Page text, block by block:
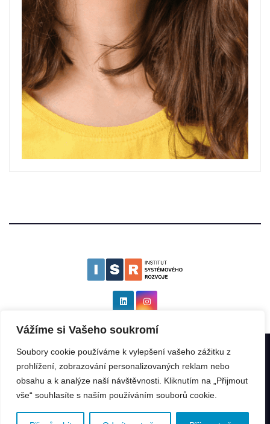
Vážíme si Vašeho soukromí
Soubory cookie používáme k vylepšení vašeho zážitku z
prohlížení, zobrazování personalizovaných reklam nebo
obsahu a k analýze naší návštěvnosti. Kliknutím na „Přijmout
vše“ souhlasíte s naším používáním souborů cookie.
Institut systémového rozvoje as ISR|Všechna práva vyhrazena: ©
2025 byKinabalu s.r.o..
ISR RatingISR GeoIndexISR ProgramFranšízant FranšízorPřednášky